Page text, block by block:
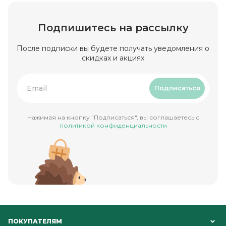
Подпишитесь на рассылку
После подписки вы будете получать уведомления о
скидках и акциях
Подписаться
Нажимая на кнопку "Подписаться", вы соглашаетесь с
политикой конфиденциальности
ПОКУПАТЕЛЯМ